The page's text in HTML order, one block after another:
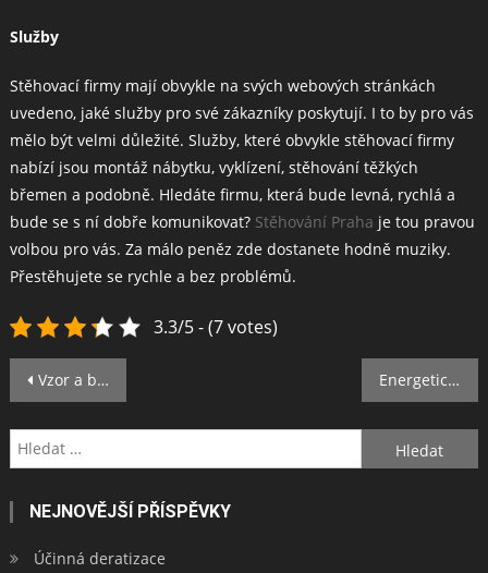
Služby
Stěhovací firmy mají obvykle na svých webových stránkách
uvedeno, jaké služby pro své zákazníky poskytují. I to by pro vás
mělo být velmi důležité. Služby, které obvykle stěhovací firmy
nabízí jsou montáž nábytku, vyklízení, stěhování těžkých
břemen a podobně. Hledáte firmu, která bude levná, rychlá a
bude se s ní dobře komunikovat? Stěhování Praha je tou pravou
volbou pro vás. Za málo peněz zde dostanete hodně muziky.
Přestěhujete se rychle a bez problémů.
3.3/5 - (7 votes)
Navigace
pro
příspěvek
Vzor a barva nového flanelového povlečení musí ladit s interiérem Energetická úspora k nezaplacení
Vyhledávání
NEJNOVĚJŠÍ PŘÍSPĚVKY
Účinná deratizace